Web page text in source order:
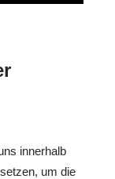
innerhalb
um die